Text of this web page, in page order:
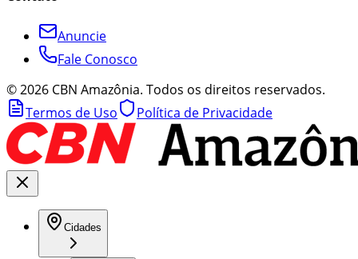
Anuncie
Fale Conosco
©2026 CBN Amazônia. Todos os direitos reservados.
Termos de Uso
Política de Privacidade
Cidades